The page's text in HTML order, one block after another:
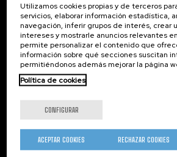
Nanomagnetismo
Nanoóptica
Autoensamblado
Nanobiosistemas
Nanodispositivos
Microscopía Electrónica
Teoría
Nanomateriales
Microscopía de Detección Cuántica
Nanoingeniería
Utilizamos cookies propias y de terceros
servicios, elaborar información estadística,
navegación, inferir grupos de interés, crear
intereses y mostrarle anuncios relevantes
permite personalizar el contenido que
información sobre qué secciones suscitan
permitiéndonos además mejorar la página
Política de cookies
CONFIGURAR
RECHAZAR COOKIES
ACEPTAR COOKIES